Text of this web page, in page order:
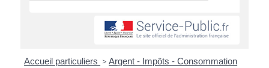
Accueil particuliers > Argent - Impôts - Consommation